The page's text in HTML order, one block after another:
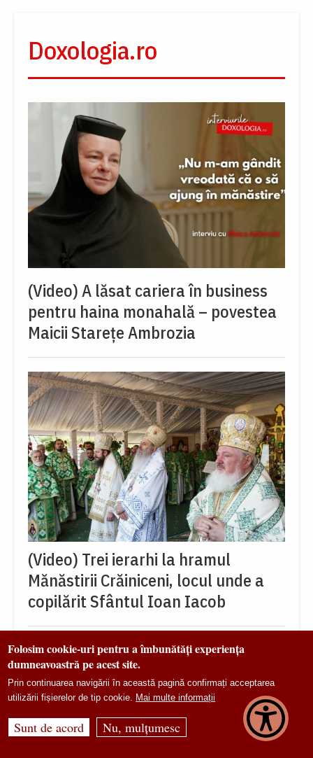
Doxologia.ro
(Video) A lăsat cariera în business
pentru haina monahală – povestea
Maicii Starețe Ambrozia
(Video) Trei ierarhi la hramul
Mănăstirii Crăiniceni, locul unde a
copilărit Sfântul Ioan Iacob
Folosim cookie-uri pentru a îmbunătăți experiența
dumneavoastră pe acest site.
Prin continuarea navigării în această pagină confirmați acceptarea
utilizării fișierelor de tip cookie. Mai multe informații
Sunt de acord Nu, mulțumesc